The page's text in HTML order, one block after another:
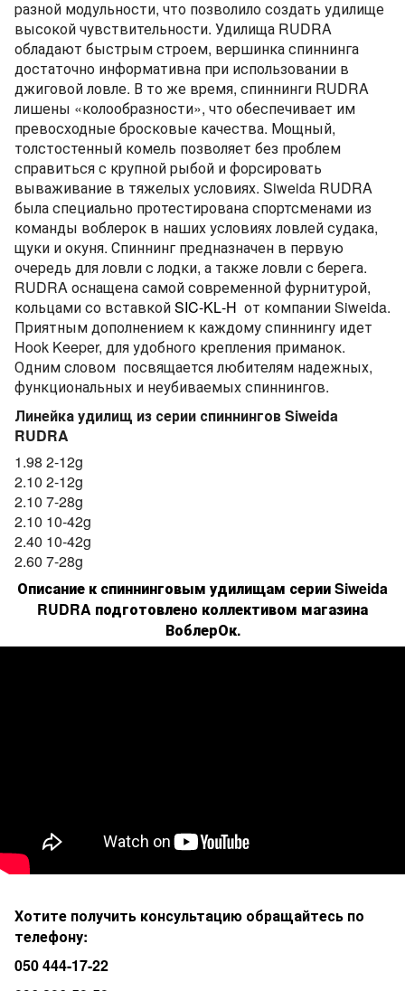
разной модульности, что позволило создать удилище
высокой чувствительности. Удилища RUDRA
обладают быстрым строем, вершинка спиннинга
достаточно информативна при использовании в
джиговой ловле. В то же время, спиннинги RUDRA
лишены «колообразности», что обеспечивает им
превосходные бросковые качества. Мощный,
толстостенный комель позволяет без проблем
справитьсяс крупной рыбой и форсировать
вываживание в тяжелых условиях. Siweida RUDRA
была специально протестированаспортсменами из
команды воблерок в наших условияхловлейсудака,
щуки и окуня. Спиннинг предназначен в первую
очередь для ловли с лодки, а также ловли с берега.
RUDRAоснащена самой современной фурнитурой,
кольцамисо вставкойSIC-KL-H от компанииSiweida.
Приятным дополнением к каждому спиннингу идет
Hook Keeper, для удобного крепления приманок.
Одним словом посвящаетсялюбителям надежных,
функциональных и неубиваемых спиннингов.
Линейка удилищ из серии спиннингов Siweida
RUDRA
1.98 2-12g
2.10 2-12g
2.10 7-28g
2.10 10-42g
2.40 10-42g
2.60 7-28g
Описание к спиннинговым удилищам серииSiweida
RUDRA подготовлено коллективом магазина
ВоблерОк.
Хотите получить консультацию обращайтесь по
телефону:
050 444-17-22